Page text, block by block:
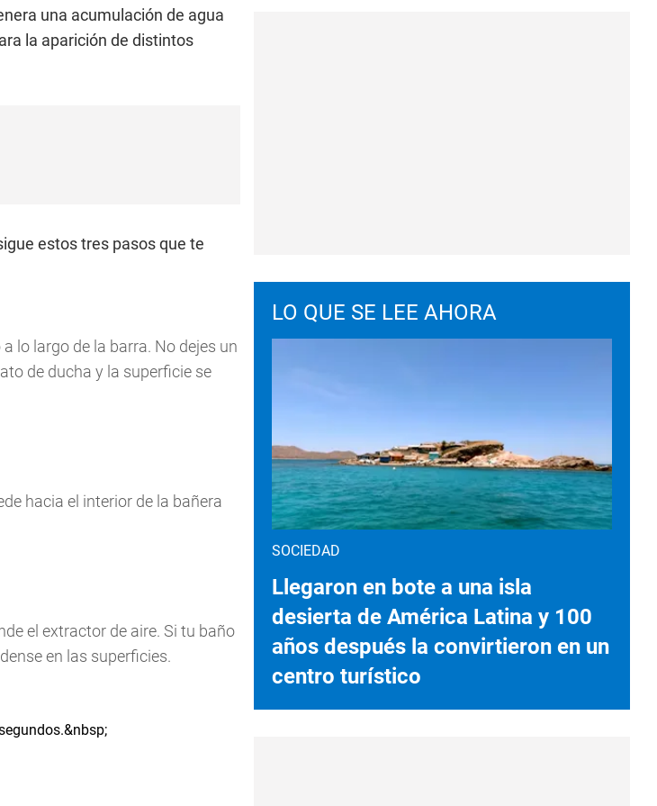
una acumulación de agua
la aparición de distintos
estos tres pasos que te
lo largo de la barra. No dejes un
de ducha y la superficie se
hacia el interior de la bañera
el extractor de aire. Si tu baño
en las superficies.
LO QUE SE LEE AHORA
SOCIEDAD
Llegaron en bote a una isla
desierta de América Latina y 100
años después la convirtieron en un
centro turístico